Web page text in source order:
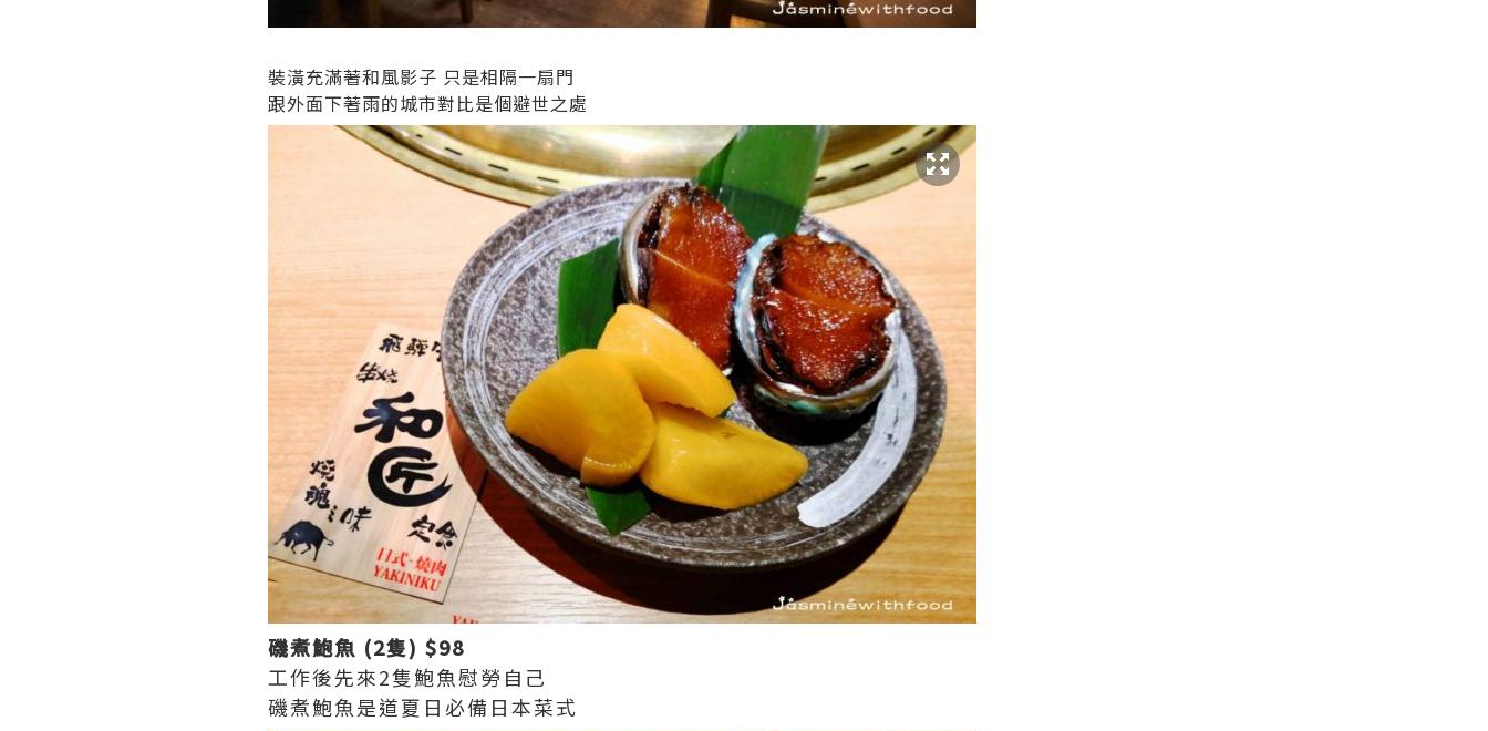
裝潢充滿著和風影子 只是相隔一扇門
跟外面下著雨的城市對比是個避世之處
磯煮鮑魚 (2隻) $98
工作後先來2隻鮑魚慰勞自己
磯煮鮑魚是道夏日必備日本菜式